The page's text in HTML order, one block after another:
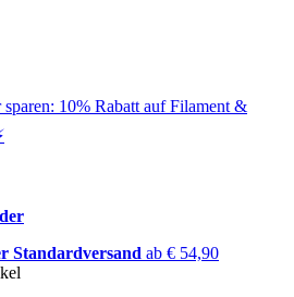
sparen: 10% Rabatt auf Filament &
Standardversand ab € 54,90